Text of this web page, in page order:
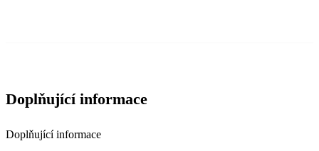
Doplňující informace
Doplňující informace